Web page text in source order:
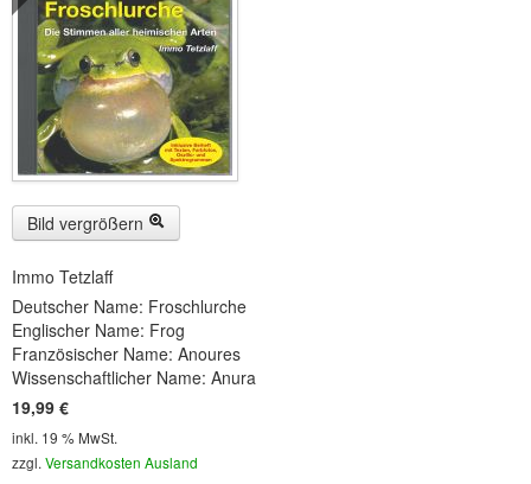
Buckelwiesen und Karwendelgebirge
Serie ENTSPANNUNG NATUR
CDs
SOFORT HERUNTERLADEN
CD-ROM-MP3/DVD-ROM-MP3
Spezial, Buch(28)
Engl./Franz. Produkte(33)
Themensuche
Soundarchiv
Bild vergrößern
Immo Tetzlaff
Deutscher Name: Froschlurche
Englischer Name: Frog
Französischer Name: Anoures
Wissenschaftlicher Name: Anura
19,99 €
inkl. 19 % MwSt.
zzgl. Versandkosten Ausland